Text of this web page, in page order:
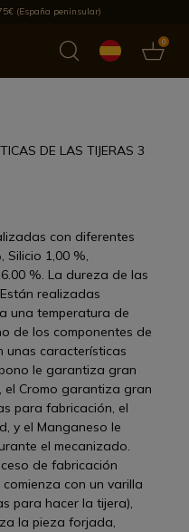
(España peninsular)
0
Los más vendidos
DE LAS TIJERAS 3
con diferentes
Silicio 1,00 %,
%. La dureza de las
realizadas
una temperatura de
de los componentes de
unas características
le garantiza gran
Cromo garantiza gran
para fabricación, el
y el Manganeso le
el mecanizado.
de fabricación
con un varilla
para hacer la tijera),
la pieza forjada,